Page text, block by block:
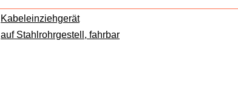
Kabeleinziehgerät
auf Stahlrohrgestell, fahrbar